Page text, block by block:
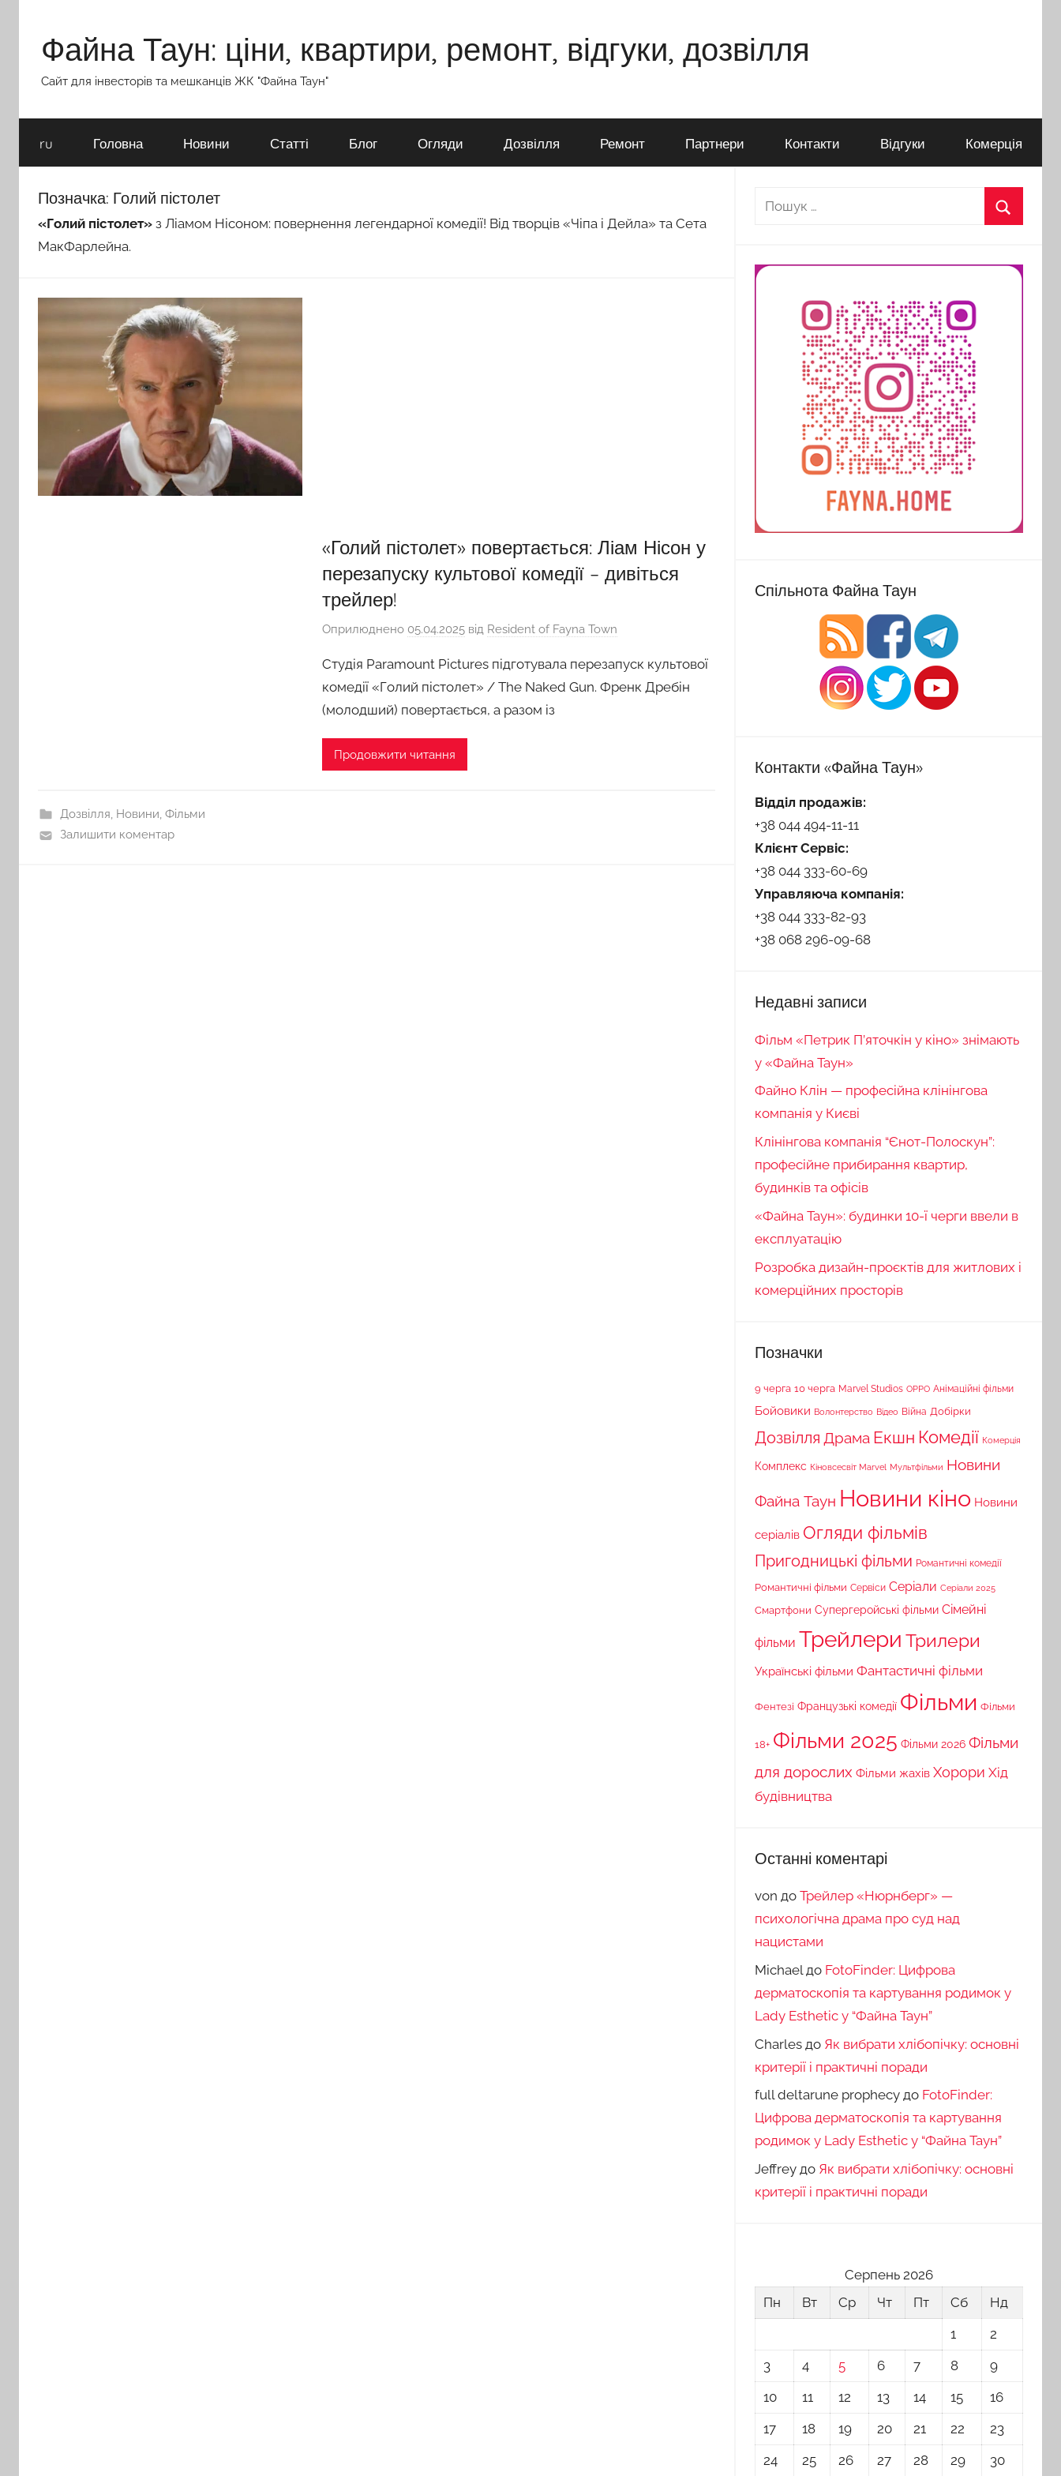
вмістуФайна Таун: ціни, квартири, ремонт, відгуки, дозвілля
Сайт для інвесторів та мешканців ЖК "Файна Таун"
ru Головна Новини Статті Блог Огляди Дозвілля Ремонт Партнери Контакти Відгуки Комерція
Позначка: Голий пістолет
«Голий пістолет» з Ліамом Нісоном: повернення легендарної комедії! Від творців «Чіпа і Дейла» та Сета
МакФарлейна.
«Голий пістолет» повертається: Ліам Нісон у
перезапуску культової комедії – дивіться
трейлер!
Оприлюднено 05.04.2025 від Resident of Fayna Town
Студія Paramount Pictures підготувала перезапуск культової
комедії «Голий пістолет» / The Naked Gun. Френк Дребін
(молодший) повертається, а разом із
Продовжити читання
Дозвілля, Новини, Фільми
Залишити коментар
Пошук:
Спільнота Файна Таун
Контакти «Файна Таун»
Відділ продажів:
+38 044 494-11-11
Клієнт Сервіс:
+38 044 333-60-69
Управляюча компанія:
+38 044 333-82-93
+38 068 296-09-68
Недавні записи
Фільм «Петрик П’яточкін у кіно» знімають
у «Файна Таун»
Файно Клін — професійна клінінгова
компанія у Києві
Клінінгова компанія “Єнот-Полоскун”:
професійне прибирання квартир,
будинків та офісів
«Файна Таун»: будинки 10-ї черги ввели в
експлуатацію
Розробка дизайн-проєктів для житлових і
комерційних просторів
Позначки
9 черга 10 черга Marvel Studios OPPO Анімаційні фільми
Бойовики Волонтерство Відео Війна Добірки
Дозвілля Драма Екшн Комедії Комерція
Комплекс Кіновсесвіт Marvel Мультфільми Новини
Файна Таун Новини кіно Новини
серіалів Огляди фільмів
Пригодницькі фільми Романтичні комедії
Романтичні фільми Сервіси Серіали Серіали 2025
Смартфони Супергеройські фільми Сімейні
фільми Трейлери Трилери
Українські фільми Фантастичні фільми
Фентезі Французькі комедії Фільми Фільми
18+ Фільми 2025 Фільми 2026 Фільми
для дорослих Фільми жахів Хорори Хід
будівництва
Останні коментарі
von до Трейлер «Нюрнберг» —
психологічна драма про суд над
нацистами
Michael до FotoFinder: Цифрова
дерматоскопія та картування родимок у
Lady Esthetic у “Файна Таун”
Charlesдо Як вибрати хлібопічку: основні
критерії і практичні поради
full deltarune prophecyдо FotoFinder:
Цифрова дерматоскопія та картування
родимок у Lady Esthetic у “Файна Таун”
Jeffreyдо Як вибрати хлібопічку: основні
критерії і практичні поради
Серпень 2026
Пн
Вт Ср Чт Пт Сб
Нд
1
2
3
4 5 6 7 8
9
10
11 12 13 14 15
16
17
18 19 20 21 22
23
24
25 26 27 28 29 30